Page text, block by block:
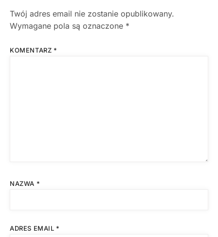
Twój adres email nie zostanie opublikowany.
Wymagane pola są oznaczone *
KOMENTARZ *
NAZWA *
ADRES EMAIL *